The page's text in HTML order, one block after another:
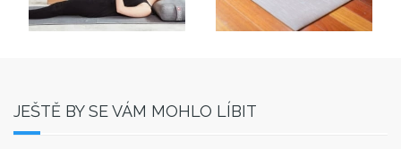
JEŠTĚ BY SE VÁM MOHLO LÍBIT